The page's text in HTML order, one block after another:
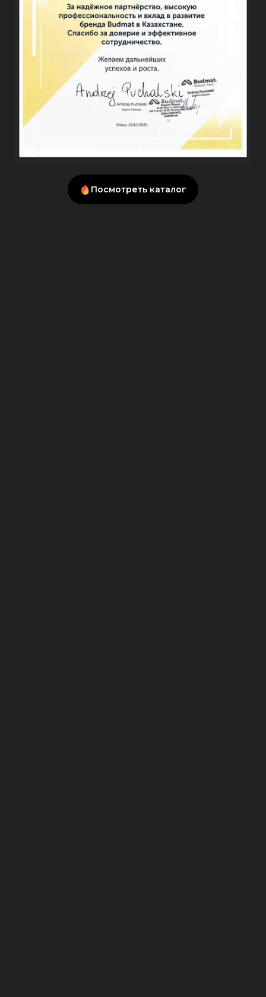
Посмотреть каталог